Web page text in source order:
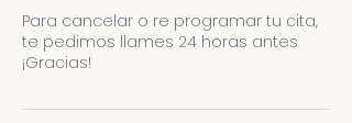
Para cancelar o re programar tu cita,
te pedimos llames 24 horas antes
¡Gracias!